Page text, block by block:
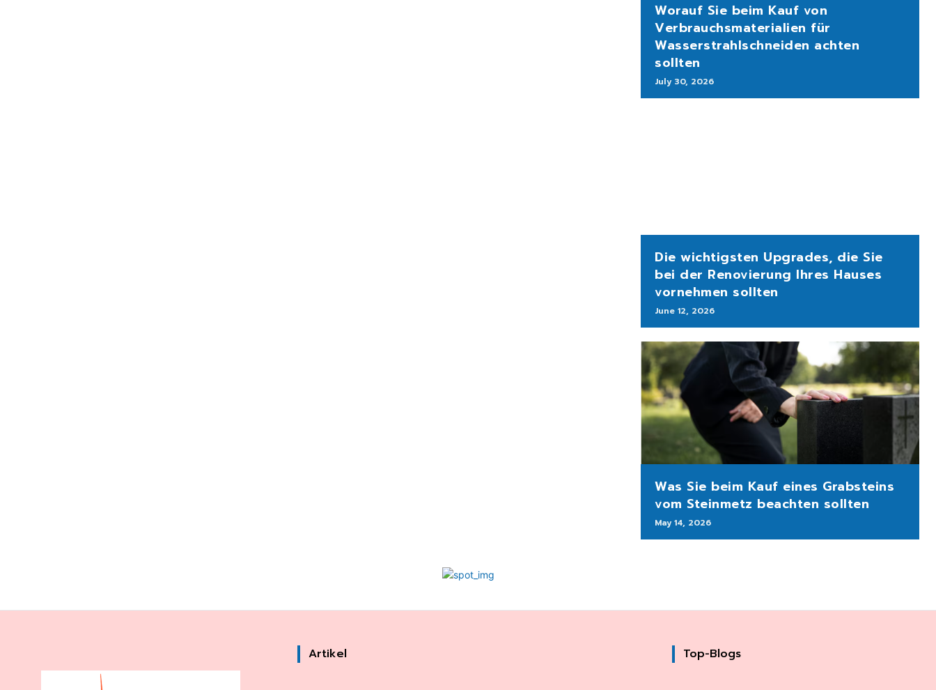
Worauf Sie beim Kauf von
Verbrauchsmaterialien für
Wasserstrahlschneiden achten
sollten
July 30, 2026
Die wichtigsten Upgrades, die Sie
bei der Renovierung Ihres Hauses
vornehmen sollten
June 12, 2026
Was Sie beim Kauf eines Grabsteins
vom Steinmetz beachten sollten
May 14, 2026
Artikel Top-Blogs